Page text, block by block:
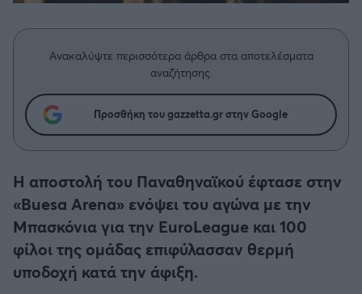
Δημήτρης Τσορμπατζόγλου
Λεβαδειακός
ΟΦΗ
Βόλος
Ατρόμητος Αθηνών
Κηφισιά
Αστέρας Τρίπολης
Μεγάλη μου Αγάπη
Μια Ιστορία από την Πόλη
Ανακαλύψτε περισσότερα άρθρα στα αποτελέσματα
αναζήτησης.
Προσθήκη του gazzetta.gr στην Google
Η αποστολή του Παναθηναϊκού έφτασε στην
«Buesa Arena» ενόψει του αγώνα με την
Μπασκόνια για την EuroLeague και 100
φίλοι της ομάδας επιφύλασσαν θερμή
υποδοχή κατά την άφιξη.